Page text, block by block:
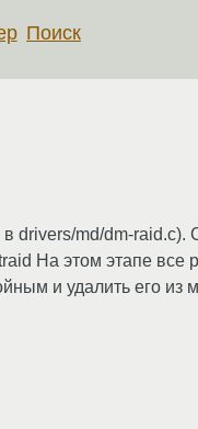
Поиск
drivers/md/dm-raid.c).
На этом этапе все
и удалить его из